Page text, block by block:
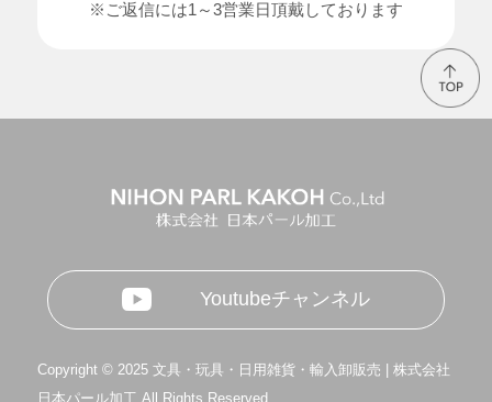
※ご返信には1～3営業日頂戴しております
Youtubeチャンネル
Copyright © 2025 文具・玩具・日用雑貨・輸入卸販売 | 株式会社
日本パール加工 All Rights Reserved.